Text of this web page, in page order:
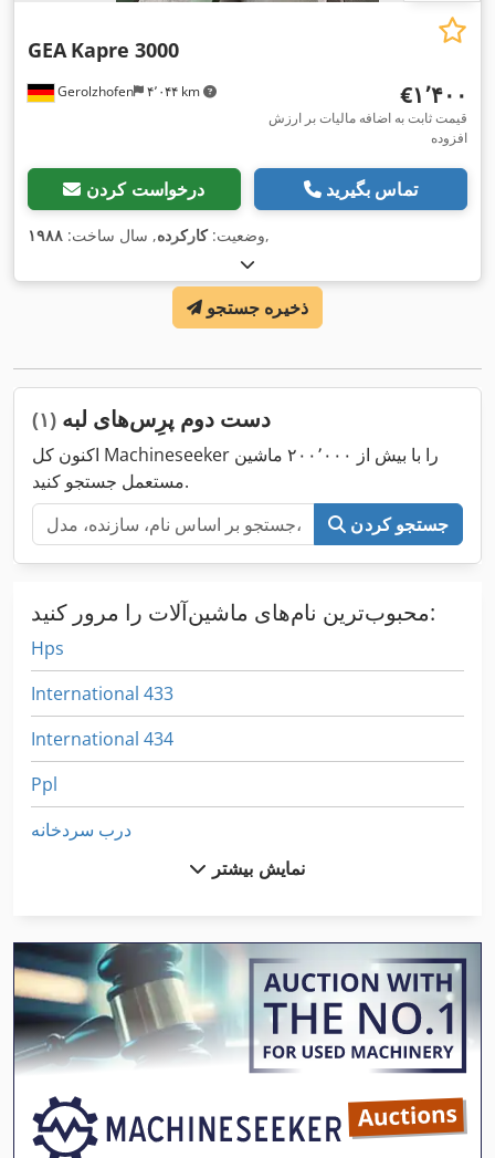
Gerolzhofen ۴٬۰۴۴ km
GEA Kapre 3000
‎€۱٬۴۰۰
قیمت ثابت به اضافه مالیات بر ارزش
افزوده
درخواست کردن تماس بگیرید
وضعیت:کارکرده, سال ساخت: ۱۹۸۸ ,
ذخیره جستجو
دست دوم پرِس‌های لبه (۱)
اکنون کل Machineseeker را با بیش از ۲۰۰٬۰۰۰ ماشین
مستعمل جستجو کنید.
جستجو کردن
محبوب‌ترین نام‌های ماشین‌آلات را مرور کنید:
Hps
International 433
International 434
Ppl
درب سردخانه
فیلتر پرس
قاب پرس
قاب پرس های هیدرولیک
محدوده پرس
میز پرس
نمایش بیشتر